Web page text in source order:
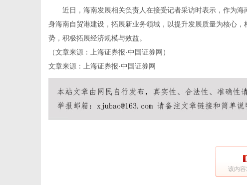
近日，海南发展相关负责人在接受记者采访时表示，作为海
身海南自贸港建设，拓展新业务领域，以提升发展质量为核心
势，积极拓展经济规模与效益。
（文章来源：上海证券报·中国证券网）
文章来源：上海证券报·中国证券网
该内